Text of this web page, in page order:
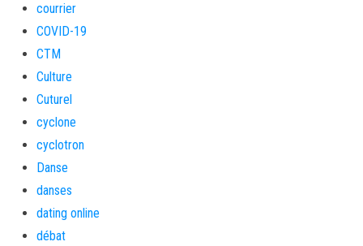
courrier
COVID-19
CTM
Culture
Cuturel
cyclone
cyclotron
Danse
danses
dating online
débat